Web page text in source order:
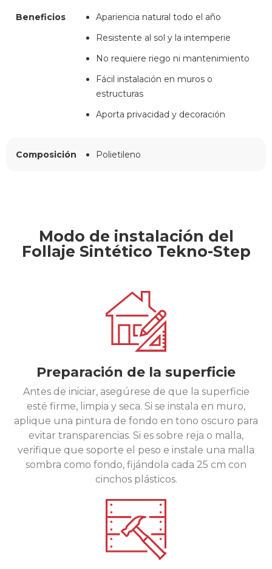
Beneficios
Apariencia natural todo el año
Resistente al sol y la intemperie
No requiere riego ni mantenimiento
Fácil instalación en muros o
estructuras
Aporta privacidad y decoración
Composición Polietileno
Modo de instalación del
Follaje Sintético Tekno-Step
Preparación de la superficie
Antes de iniciar, asegúrese de que la superficie
esté firme, limpia y seca. Si se instala en muro,
aplique una pintura de fondo en tono oscuro para
evitar transparencias. Si es sobre reja o malla,
verifique que soporte el peso e instale una malla
sombra como fondo, fijándola cada 25 cm con
cinchos plásticos.